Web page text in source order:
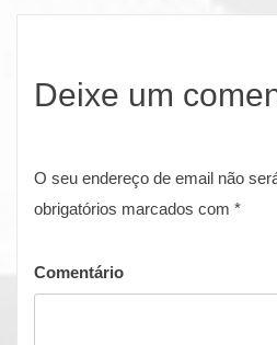
Deixe um
O seu endereço de email não
obrigatórios marcados com *
Comentário